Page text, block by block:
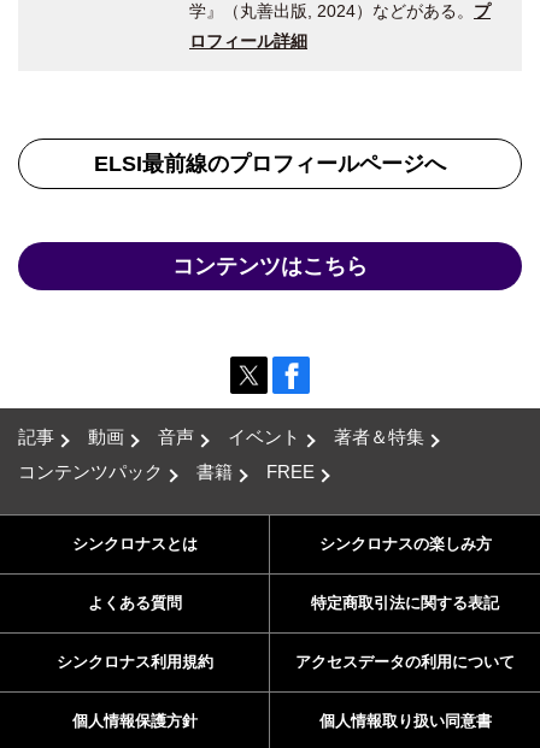
学』（丸善出版, 2024）などがある。 プ
ロフィール詳細
ELSI最前線のプロフィールページへ
コンテンツはこちら
記事 動画 音声 イベント
著者＆特集
コンテンツパック
書籍 FREE
シンクロナスとは シンクロナスの楽しみ方
よくある質問 特定商取引法に関する表記
シンクロナス利用規約 アクセスデータの利用について
個人情報保護方針 個人情報取り扱い同意書